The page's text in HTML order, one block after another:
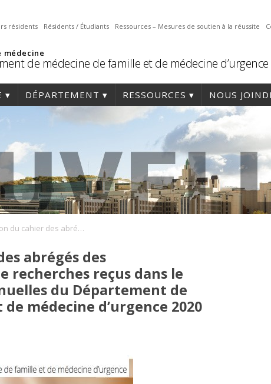
résidents Résidents / Étudiants Ressources – Mesures de soutien à la réussite
médecine
de médecine de famille et de médecine d’urgence
DÉPARTEMENT RESSOURCES NOUS
Publication du cahier des abrégés des présentations orales de recherches reçus dans le cadre des Journées annuelles du Département de médecine de famille et de médecine d’urgence 2020
abrégés des
recherches reçus dans le
du Département de
médecine d’urgence 2020